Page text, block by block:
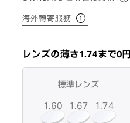
海外轉寄服務
レンズの薄さ1.74まで0円
標準レンズ
1.60 1.67 1.74